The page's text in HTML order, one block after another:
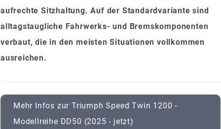
aufrechte Sitzhaltung. Auf der Standardvariante sind
alltagstaugliche Fahrwerks- und Bremskomponenten
verbaut, die in den meisten Situationen vollkommen
ausreichen.
Mehr Infos zur Triumph Speed Twin 1200 -
Modellreihe DD50 (2025 - jetzt)